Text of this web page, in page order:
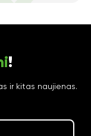
!
ir kitas naujienas.